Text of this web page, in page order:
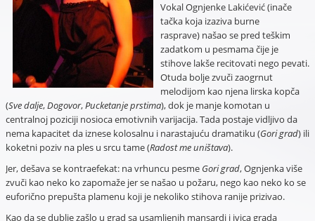
Vokal Ognjenke Lakićević (inače
tačka koja izaziva burne
rasprave) našao se pred teškim
zadatkom u pesmama čije je
stihove lakše recitovati nego pevati.
Otuda bolje zvuči zaogrnut
melodijom kao njena lirska kopča
(Sve dalje,Dogovor,Pucketanje prstima), dok je manje komotan u
centralnoj poziciji nosioca emotivnih varijacija. Tada postaje vidljivo da
nema kapacitet da iznese kolosalnu i narastajuću dramatiku (Gori grad) ili
koketni poziv na ples u srcu tame (Radost me uništava).
Jer, dešava se kontraefekat: na vrhuncu pesme Gori grad, Ognjenka više
zvuči kao neko ko zapomaže jer se našao u požaru, nego kao neko ko se
euforično prepušta plamenu koji je nekoliko stihova ranije prizivao.
Kao da se dublje zašlo u grad sa usamljenih mansardi i ivica grada